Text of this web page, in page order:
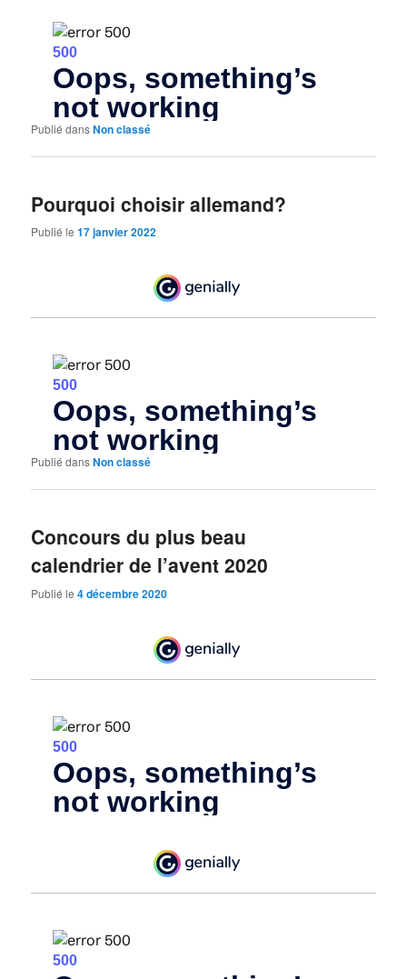
Publié dansNon classé
Pourquoi choisir allemand?
Publié le17 janvier 2022
Publié dansNon classé
Concours du plus beau
calendrier de l’avent 2020
Publié le4 décembre 2020